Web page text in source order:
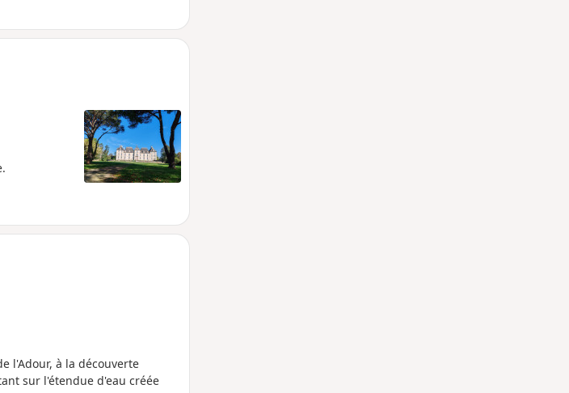
l'Adour, à la découverte
sur l'étendue d'eau créée